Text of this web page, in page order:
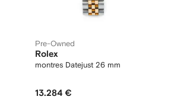
Pre-Owned
Rolex
montres Datejust 26 mm
13.284 €